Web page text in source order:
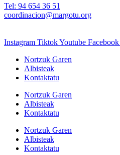
Tel: 94 654 36 51
coordinacion@margotu.org
Instagram TiktokYoutube Facebook
Nortzuk Garen
Albisteak
Kontaktatu
Nortzuk Garen
Albisteak
Kontaktatu
Nortzuk Garen
Albisteak
Kontaktatu